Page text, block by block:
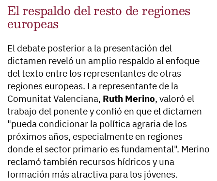
El respaldo del resto de regiones
europeas
El debate posterior a la presentación del
dictamen reveló un amplio respaldo al enfoque
del texto entre los representantes de otras
regiones europeas. La representante de la
Comunitat Valenciana, Ruth Merino, valoró el
trabajo del ponente y confió en que el dictamen
"pueda condicionar la política agraria de los
próximos años, especialmente en regiones
donde el sector primario es fundamental". Merino
reclamó también recursos hídricos y una
formación más atractiva para los jóvenes.